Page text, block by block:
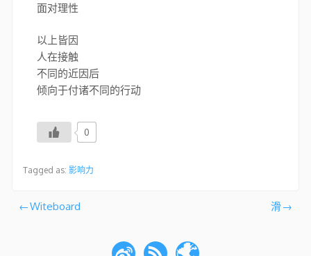
面对理性
以上皆因
人在接触
不同的近因后
倾向于付诸不同的行动
0
Tagged as: 影响力
文Witeboard 滑